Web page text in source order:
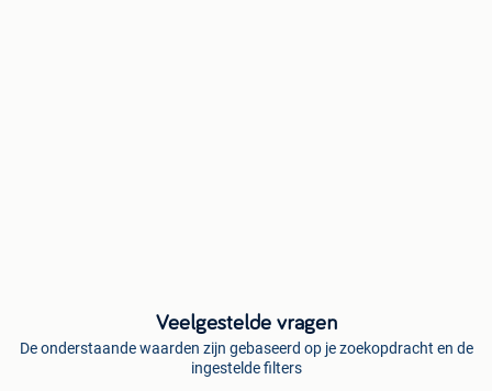
Veelgestelde vragen
De onderstaande waarden zijn gebaseerd op je zoekopdracht en de
ingestelde filters